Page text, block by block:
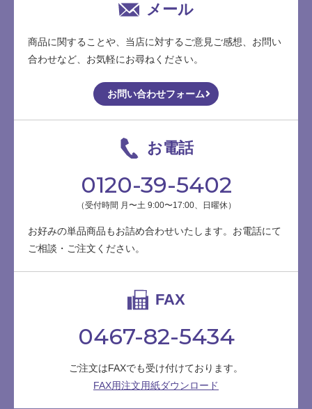
メール
商品に関することや、当店に対するご意見ご感想、お問い
合わせなど、お気軽にお尋ねください。
お問い合わせフォーム
お電話
0120-39-5402
（受付時間 月〜土 9:00〜17:00、日曜休）
お好みの単品商品もお詰め合わせいたします。お電話にて
ご相談・ご注文ください。
FAX
0467-82-5434
ご注文はFAXでも受け付けております。
FAX用注文用紙ダウンロード